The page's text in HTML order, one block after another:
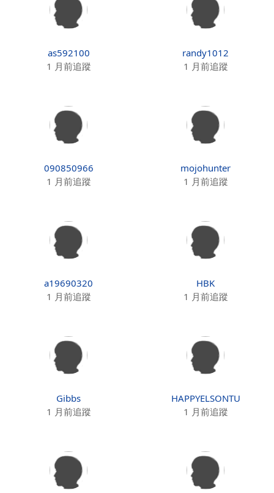
as592100
1 月前追蹤
randy1012
1 月前追蹤
090850966
1 月前追蹤
mojohunter
1 月前追蹤
a19690320
1 月前追蹤
HBK
1 月前追蹤
Gibbs
1 月前追蹤
HAPPYELSONTU
1 月前追蹤